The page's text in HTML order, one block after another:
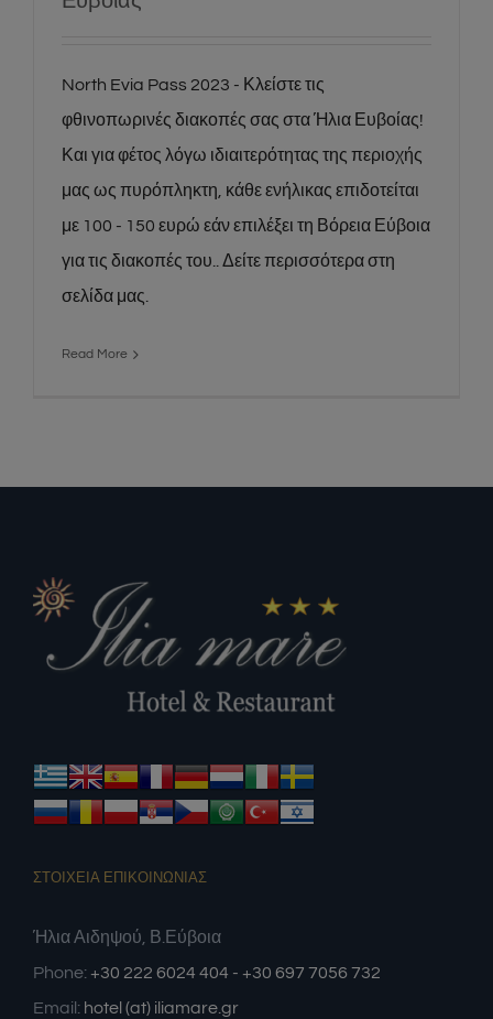
North Evia Pass 2023 - Κλείστε τις
φθινοπωρινές διακοπές σας στα Ήλια Ευβοίας!
Και για φέτος λόγω ιδιαιτερότητας της περιοχής
μας ως πυρόπληκτη, κάθε ενήλικας επιδοτείται
με 100 - 150 ευρώ εάν επιλέξει τη Βόρεια Εύβοια
για τις διακοπές του.. Δείτε περισσότερα στη
σελίδα μας.
Read More
ΣΤΟΙΧΕΙΑ ΕΠΙΚΟΙΝΩΝΙΑΣ
Ήλια Αιδηψού, Β.Εύβοια
Phone: +30 222 6024 404 - +30 697 7056 732
Email: hotel (at) iliamare.gr